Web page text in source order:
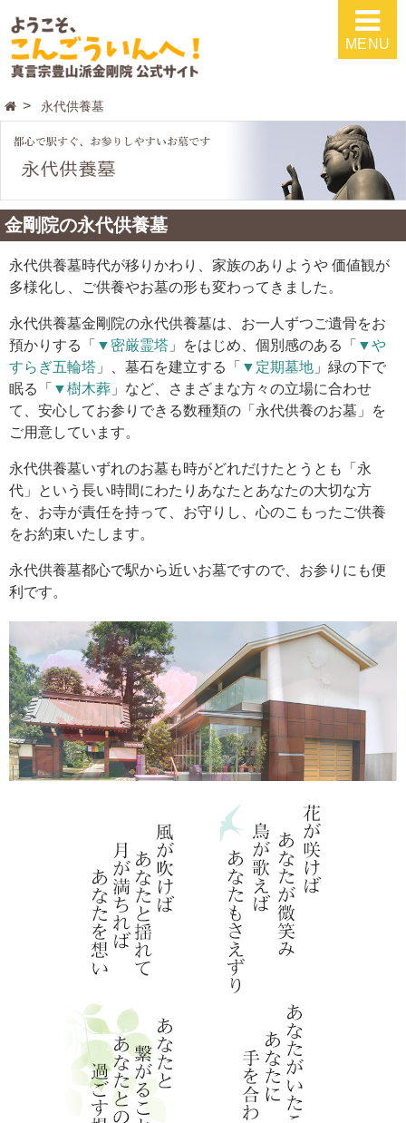
MENU
永代供養墓
金剛院の永代供養墓
永代供養墓時代が移りかわり、家族のありようや 価値観が
多様化し、ご供養やお墓の形も変わってきました。
永代供養墓金剛院の永代供養墓は、お一人ずつご遺骨をお
預かりする「 ▼密厳霊塔 」をはじめ、個別感のある「 ▼や
すらぎ五輪塔 」、墓石を建立する「 ▼定期墓地 」緑の下で
眠る「 ▼樹木葬 」など、さまざまな方々の立場に合わせ
て、安心してお参りできる数種類の「永代供養のお墓」を
ご用意しています。
永代供養墓いずれのお墓も時がどれだけたとうとも「永
代」という長い時間にわたりあなたとあなたの大切な方
を、お寺が責任を持って、お守りし、心のこもったご供養
をお約束いたします。
永代供養墓都心で駅から近いお墓ですので、お参りにも便
利です。